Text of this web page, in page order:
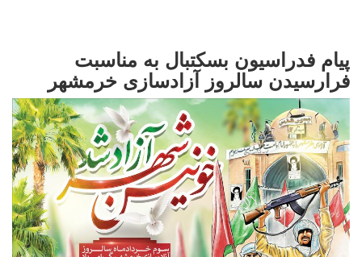
پیام فدراسیون بسکتبال به مناسبت
فرارسیدن سالروز آزادسازی خرمشهر